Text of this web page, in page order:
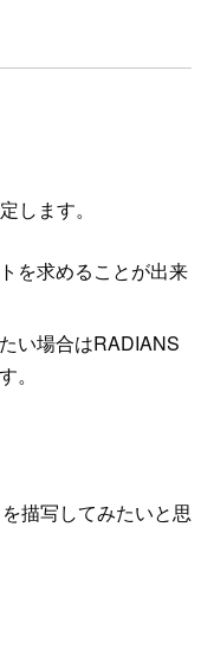
します。
を求めることが出来
い場合はRADIANS
。
描写してみたいと思